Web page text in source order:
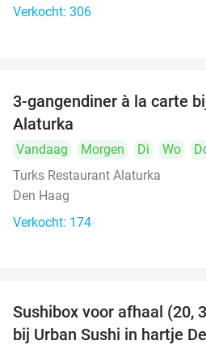
Verkocht: 306
3-gangendiner à la carte
Alaturka
Vandaag Morgen Di Wo
Turks Restaurant Alaturka
Den Haag
Verkocht: 174
Sushibox voor afhaal (20,
bij Urban Sushi in hartje